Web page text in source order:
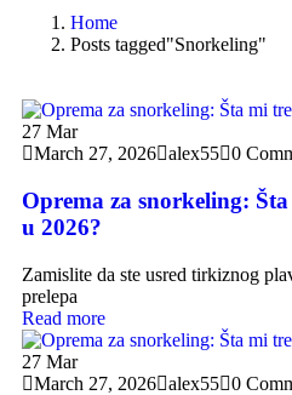
Home
Posts tagged"Snorkeling"
27 Mar
March 27, 2026 alex55 0
Oprema za snorkeling:
u 2026?
Zamislite da ste usred tirkiznog
prelepa
Read more
27 Mar
March 27, 2026 alex55 0